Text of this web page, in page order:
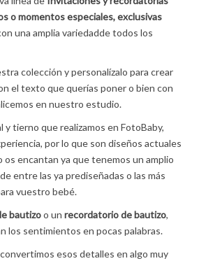
o momentos especiales, exclusivas
una amplia variedadde todos los
colección y personalízalo para crear
el texto que querías poner o bien con
en nuestro estudio.
y tierno que realizamos en FotoBaby,
por lo que son diseños actuales
encantan ya que tenemos un amplio
entre las ya prediseñadas o las más
vuestro bebé.
bautizoo un recordatorio de bautizo,
los sentimientos en pocas palabras.
convertimos esos detalles en algo muy